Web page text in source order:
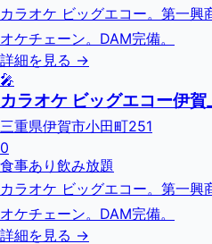
カラオケ ビッグエコー。第一興
オケチェーン。DAM完備。
詳細を見る →
🎤
カラオケ ビッグエコー伊賀
三重県伊賀市小田町251
0
食事あり 飲み放題
カラオケ ビッグエコー。第一興
オケチェーン。DAM完備。
詳細を見る →